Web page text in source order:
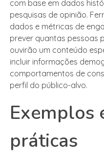
com base em dados
pesquisas de opinião.
dados e métricas de
prever quantas pessoas
ouvirão um conteúdo
incluir informações
comportamentos de
perfil do público-alvo.
Exemplos
práticas